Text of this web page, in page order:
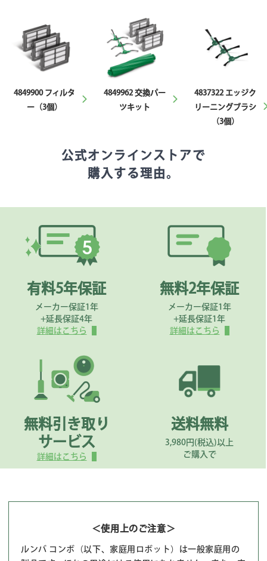
4849900 フィルタ
ー（3個）
4849962 交換パー
ツキット
4837322 エッジク
リーニングブラシ
（3個）
公式オンラインストアで
購入する理由。
有料5年保証
メーカー保証1年
+延長保証4年
詳細はこちら
無料2年保証
メーカー保証1年
+延長保証1年
詳細はこちら
無料引き取り
サービス
詳細はこちら
送料無料
3,980円(税込)以上
ご購入で
＜使用上のご注意＞
ルンバ コンボ（以下、家庭用ロボット）は一般家庭用の